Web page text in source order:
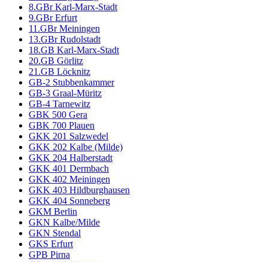
8.GBr Karl-Marx-Stadt
9.GBr Erfurt
11.GBr Meiningen
13.GBr Rudolstadt
18.GB Karl-Marx-Stadt
20.GB Görlitz
21.GB Löcknitz
GB-2 Stubbenkammer
GB-3 Graal-Müritz
GB-4 Tarnewitz
GBK 500 Gera
GBK 700 Plauen
GKK 201 Salzwedel
GKK 202 Kalbe (Milde)
GKK 204 Halberstadt
GKK 401 Dermbach
GKK 402 Meiningen
GKK 403 Hildburghausen
GKK 404 Sonneberg
GKM Berlin
GKN Kalbe/Milde
GKN Stendal
GKS Erfurt
GPB Pirna